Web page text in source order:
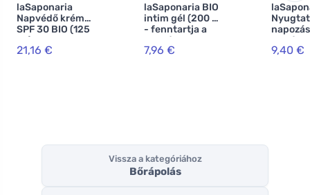
laSaponaria
Napvédő krém
SPF 30 BIO (125
ml)
21,16 €
laSaponaria BIO
intim gél (200 ml)
- fenntartja a
természetes ph
4,5-t.
7,96 €
(150 ml)
9,40 €
Vissza a kategóriához
Bőrápolás